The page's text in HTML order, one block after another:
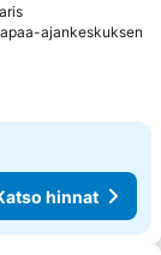
ajankeskuksen
hinnat